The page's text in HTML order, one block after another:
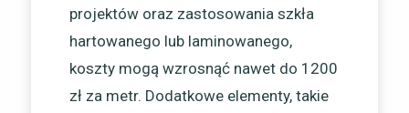
projektów oraz zastosowania szkła
hartowanego lub laminowanego,
koszty mogą wzrosnąć nawet do 1200
zł za metr. Dodatkowe elementy, takie